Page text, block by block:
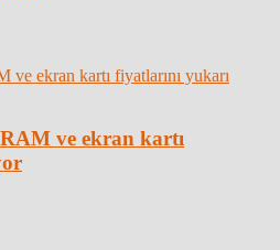
ve ekran kartı